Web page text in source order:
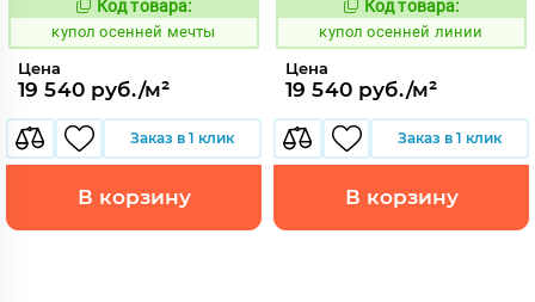
852176
Код товара:
купол осенней мечты
Цена
19 540 руб./м²
Заказ в 1 клик
В корзину
852169
Код товара:
купол осенней линии
Цена
19 540 руб./м²
Заказ в 1 клик
В корзину